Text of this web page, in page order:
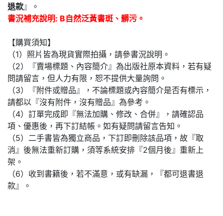
退款』。
書況補充說明: B自然泛黃書斑、髒污。
【購買須知】
（1）照片皆為現貨實際拍攝，請參書況說明。
（2）『賣場標題、內容簡介』為出版社原本資料，若有疑
問請留言，但人力有限，恕不提供大量詢問。
（3）『附件或贈品』，不論標題或內容簡介是否有標示，
請都以『沒有附件，沒有贈品』為參考。
（4）訂單完成即『無法加購、修改、合併』，請確認品
項、優惠後，再下訂結帳。如有疑問請留言告知。
（5）二手書皆為獨立商品，下訂即刪除該品項，故『取
消』後無法重新訂購，須等系統安排『2個月後』重新上
架。
（6）收到書籍後，若不滿意，或有缺漏，『都可退書退
款』。